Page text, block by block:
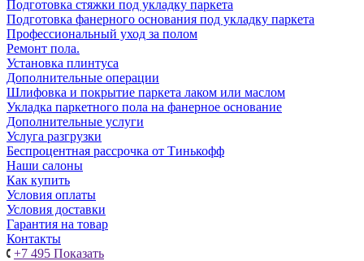
Подготовка стяжки под укладку паркета
Подготовка фанерного основания под укладку паркета
Профессиональный уход за полом
Ремонт пола.
Установка плинтуса
Дополнительные операции
Шлифовка и покрытие паркета лаком или маслом
Укладка паркетного пола на фанерное основание
Дополнительные услуги
Услуга разгрузки
Беспроцентная рассрочка от Тинькофф
Наши салоны
Как купить
Условия оплаты
Условия доставки
Гарантия на товар
Контакты
+7 495 Показать